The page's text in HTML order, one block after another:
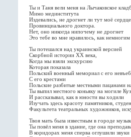
Ты и Таня вели меня на Лычаковское
Мимо мединститута
Издевались, не дрогнет ли тут моё сердце
Провинциального доктора.
Нет, оно никогда нипочему не дрогнет
Это тебе во мне нравилось, как немногим
Ты потешался над украинской версией
Скорбной истории ХХ века,
Когда мы взяли экскурсию
Которая показала
Польский военный мемориал с его
С его крестами
Польские разбитые местными пацанами
Ты выпил местного коньяку на могиле
И рассказывал, как в юности вы ходили
Изучать здесь красоту памятников,
Факультета театральных художников,
Твоя мать была известным в городе
Ты повёл меня в здание, где она
В коридорах меня сперва оглушили звуки